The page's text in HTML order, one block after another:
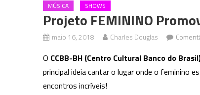
MÚSICA SHOWS
Projeto FEMININO
maio 16, 2018 Charles Douglas
O CCBB-BH (Centro Cultural Banco do
principal ideia cantar o lugar onde o feminino
encontros incríveis!